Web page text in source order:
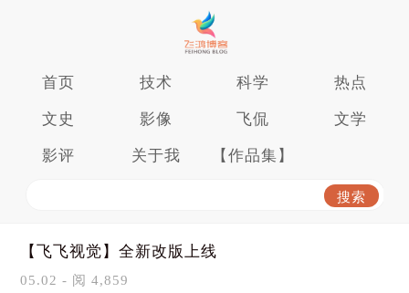
首页 技术 科学 热点
文史 影像 飞侃 文学
影评 关于我 【作品集】
【飞飞视觉】全新改版上线
05.02 - 阅 4,859